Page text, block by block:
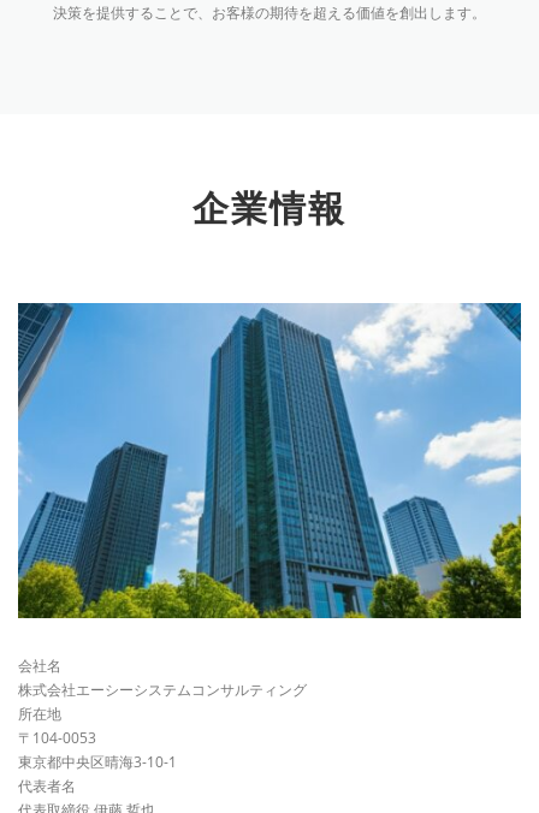
決策を提供することで、お客様の期待を超える価値を創出します。
企業情報
会社名
株式会社エーシーシステムコンサルティング
所在地
〒104-0053
東京都中央区晴海3-10-1
代表者名